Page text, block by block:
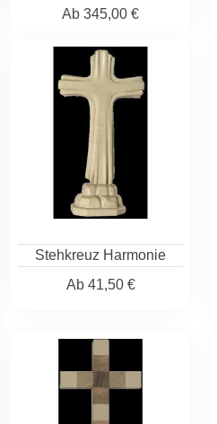
Ab 345,00 €
Stehkreuz Harmonie
Ab41,50 €